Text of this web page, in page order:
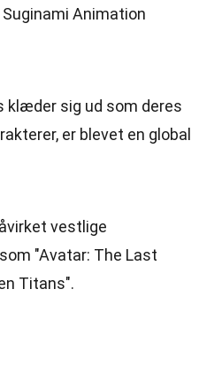
Animation
klæder sig ud som deres
er blevet en global
vestlige
"Avatar: The Last
Titans".